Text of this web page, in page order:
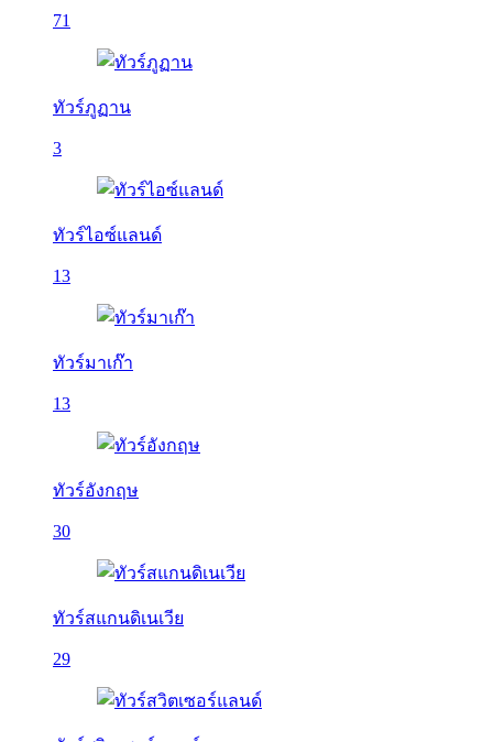
71
ทัวร์ภูฏาน
3
ทัวร์ไอซ์แลนด์
13
ทัวร์มาเก๊า
13
ทัวร์อังกฤษ
30
ทัวร์สแกนดิเนเวีย
29